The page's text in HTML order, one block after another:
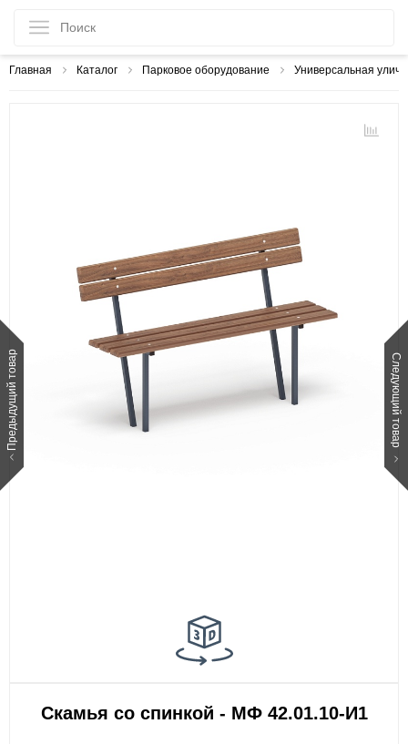
Главная Каталог Парковое оборудование Универсальная
Предыдущий товар Следующий товар
Скамья со спинкой - МФ 42.01.10-И1